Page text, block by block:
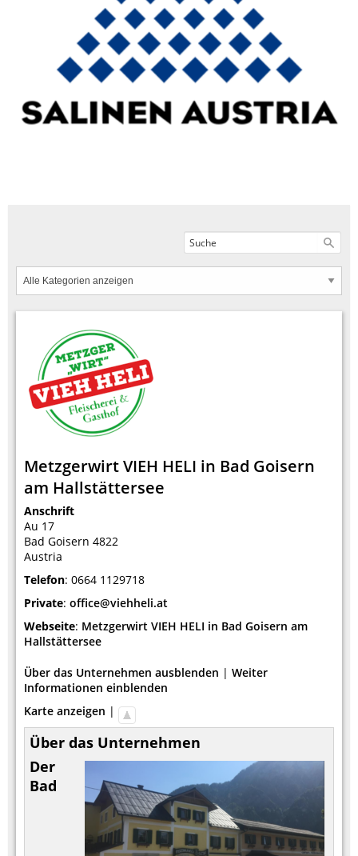
Metzgerwirt VIEH HELI in Bad Goisern
am Hallstättersee
Anschrift
Au 17
Bad Goisern 4822
Austria
Telefon: 0664 1129718
Private: office@viehheli.at
Webseite: Metzgerwirt VIEH HELI in Bad Goisern am
Hallstättersee
Über das Unternehmen ausblenden | Weiter
Informationen einblenden
Karte anzeigen |
Über das Unternehmen
Der
Bad